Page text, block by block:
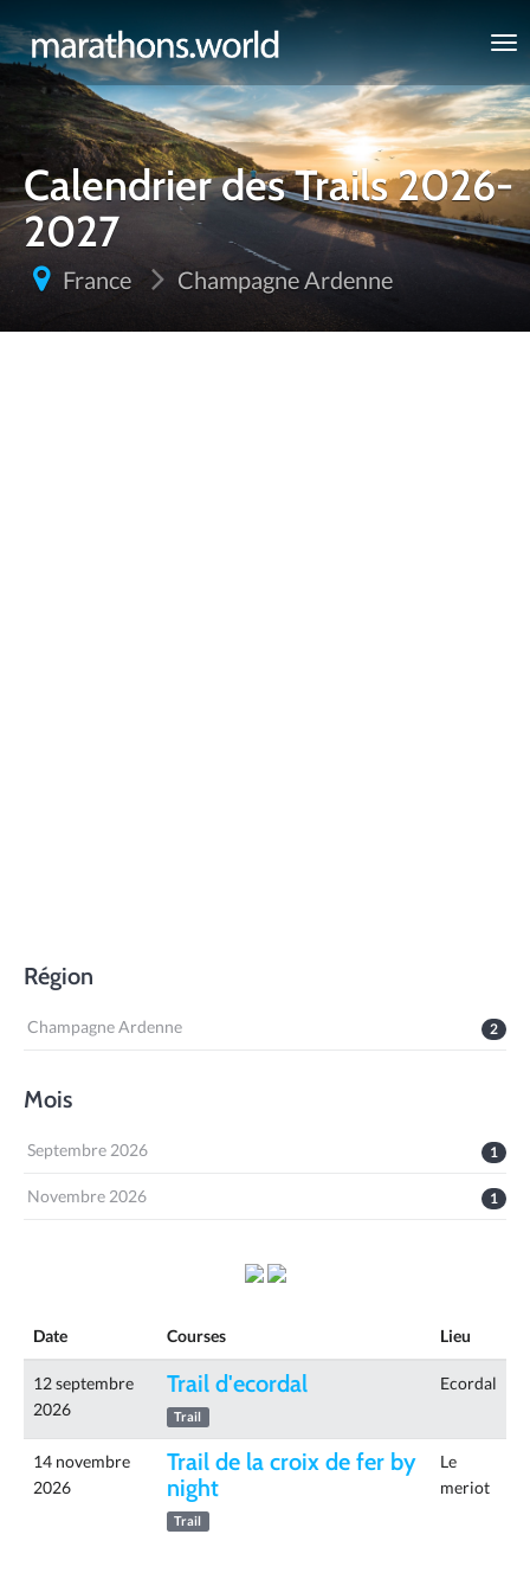
marathons.world
Calendrier des Trails 2026-
2027
France Champagne Ardenne
Région
2
Champagne Ardenne
Mois
1
Septembre 2026
1
Novembre 2026
Date Courses Lieu
12 septembre
2026
Trail d'ecordal
Trail
Ecordal
14 novembre
2026
Trail de la croix de fer by
night
Trail
Le
meriot